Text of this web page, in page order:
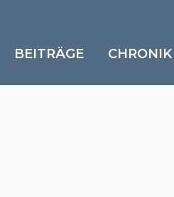
BEITRÄGE CHRONIK